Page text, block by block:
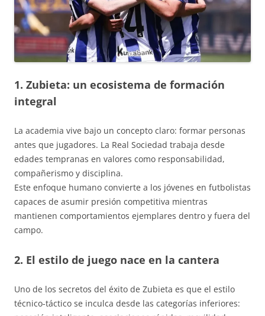
1. Zubieta: un ecosistema de formación
integral
La academia vive bajo un concepto claro: formar personas
antes que jugadores. La Real Sociedad trabaja desde
edades tempranas en valores como responsabilidad,
compañerismo y disciplina.
Este enfoque humano convierte a los jóvenes en futbolistas
capaces de asumir presión competitiva mientras
mantienen comportamientos ejemplares dentro y fuera del
campo.
2. El estilo de juego nace en la cantera
Uno de los secretos del éxito de Zubieta es que el estilo
técnico-táctico se inculca desde las categorías inferiores: